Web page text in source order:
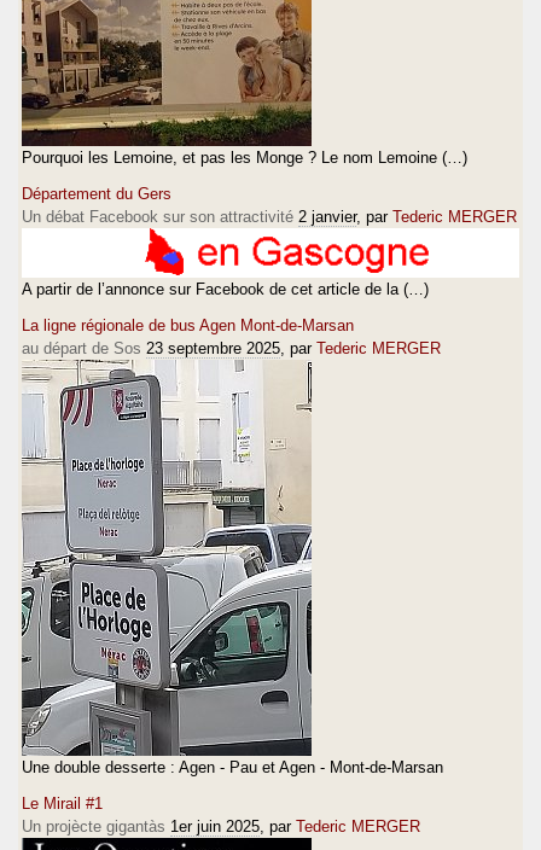
Pourquoi les Lemoine, et pas les Monge ? Le nom Lemoine (…)
Département du Gers
Un débat Facebook sur son attractivité 2 janvier, par Tederic MERGER
A partir de l’annonce sur Facebook de cet article de la (…)
La ligne régionale de bus Agen Mont-de-Marsan
au départ de Sos 23 septembre 2025, par Tederic MERGER
Une double desserte : Agen - Pau et Agen - Mont-de-Marsan
Le Mirail #1
Un projècte gigantàs 1er juin 2025, par Tederic MERGER